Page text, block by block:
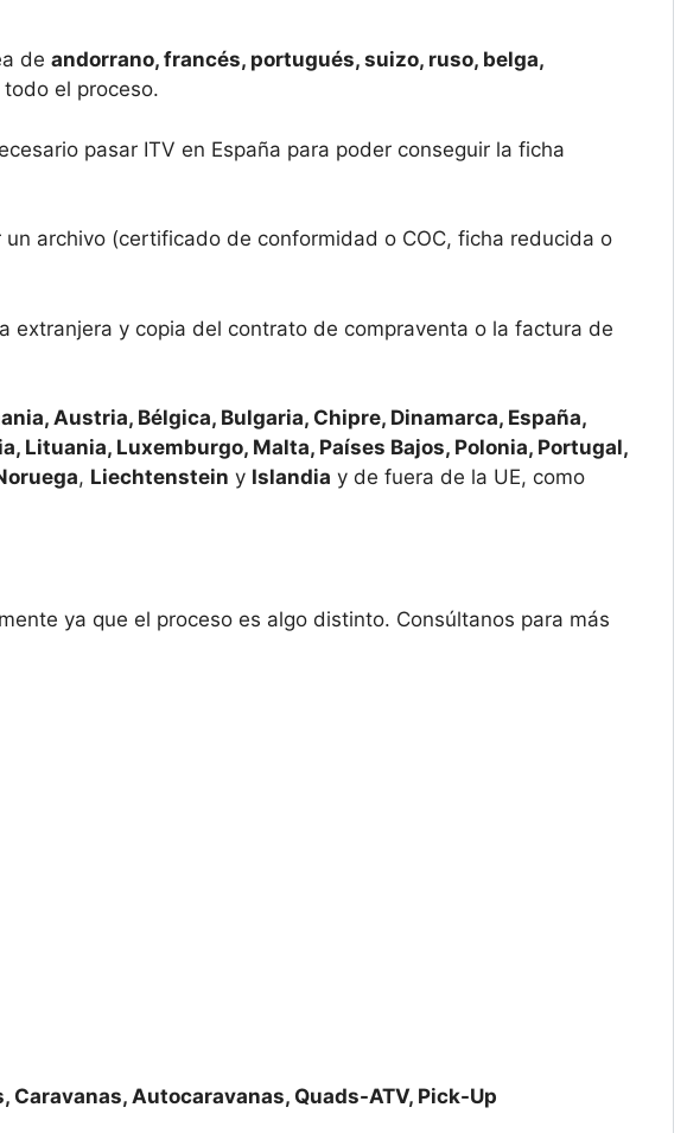
de andorrano, francés, portugués, suizo, ruso, belga,
el proceso.
pasar ITV en España para poder conseguir la ficha
archivo (certificado de conformidad o COC, ficha reducida o
extranjera y copia del contrato de compraventa o la factura de
Austria, Bélgica, Bulgaria, Chipre, Dinamarca, España,
Lituania, Luxemburgo, Malta, Países Bajos, Polonia, Portugal,
, Liechtenstein y Islandia y de fuera de la UE, como
ya que el proceso es algo distinto. Consúltanos para más
Autocaravanas, Quads-ATV, Pick-Up